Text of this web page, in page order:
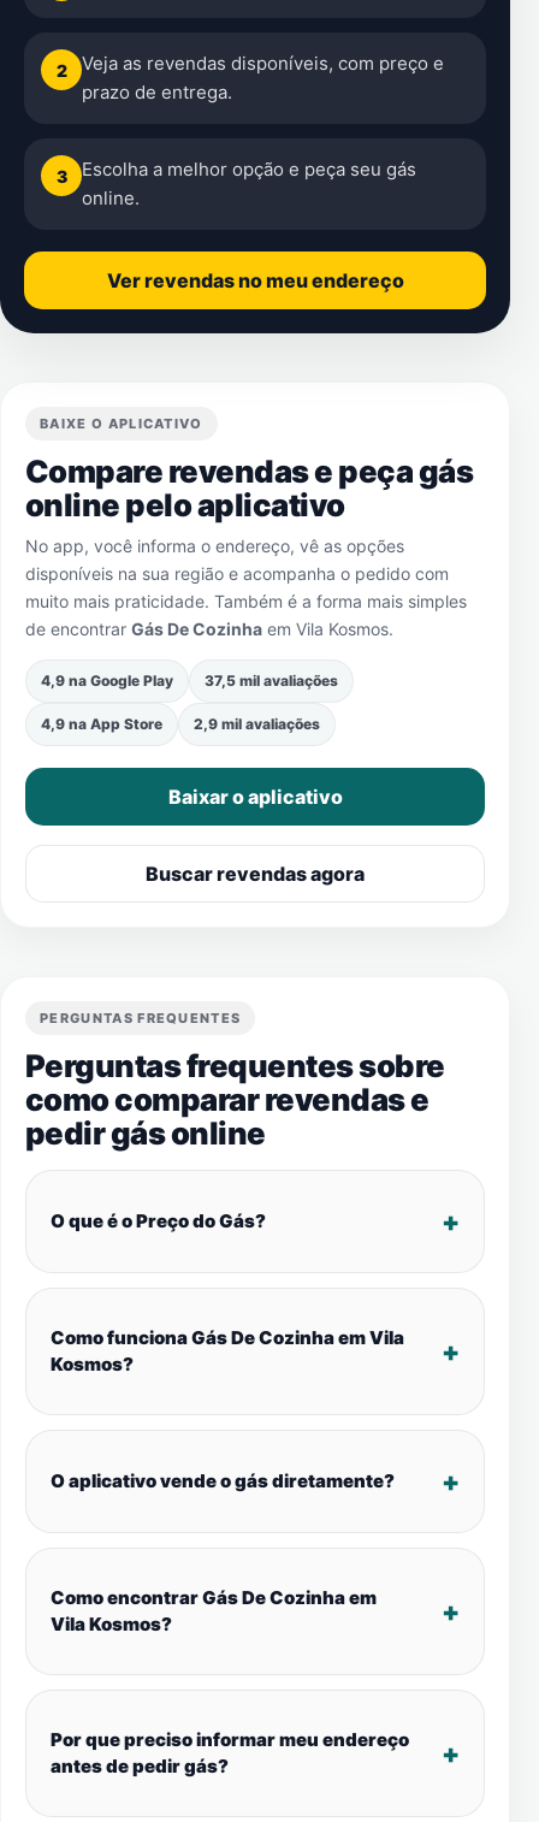
2
Veja as revendas disponíveis, com preço e
prazo de entrega.
3
Escolha a melhor opção e peça seu gás
online.
Ver revendas no meu endereço
BAIXE O APLICATIVO
Compare revendas e peça gás
online pelo aplicativo
No app, você informa o endereço, vê as opções
disponíveis na sua região e acompanha o pedido com
muito mais praticidade. Também é a forma mais simples
de encontrar Gás De Cozinha em Vila Kosmos.
4,9 na Google Play 37,5 mil avaliações
4,9 na App Store 2,9 mil avaliações
Baixar o aplicativo
Buscar revendas agora
PERGUNTAS FREQUENTES
Perguntas frequentes sobre
como comparar revendas e
pedir gás online
O que é o Preço do Gás?
Como funciona Gás De Cozinha em Vila
Kosmos?
O aplicativo vende o gás diretamente?
Como encontrar Gás De Cozinha em
Vila Kosmos?
Por que preciso informar meu endereço
antes de pedir gás?